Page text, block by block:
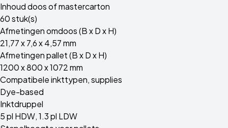
Inhoud doos of mastercarton
60 stuk(s)
Afmetingen omdoos (B x D x H)
21,77 x 7,6 x 4,57 mm
Afmetingen pallet (B x D x H)
1200 x 800 x 1072 mm
Compatibele inkttypen, supplies
Dye-based
Inktdruppel
5 pl HDW, 1.3 pl LDW